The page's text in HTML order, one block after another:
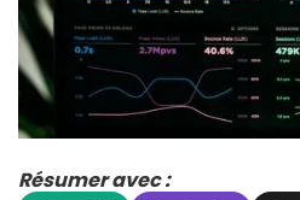
Résumer avec :